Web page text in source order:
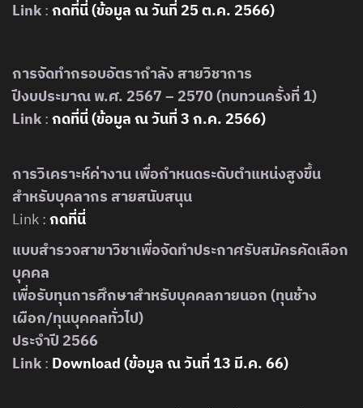
Link : กดที่นี่ (ข้อมูล ณ วันที่ 25 ต.ค. 2566)
การจัดทำกรอบอัตรากำลัง สายวิชาการ
ปีงบประมาณ พ.ศ. 2567 – 2570 (ทบทวนครั้งที่ 1)
Link : กดที่นี่ (ข้อมูล ณ วันที่ 3 ก.ค. 2566)
การวิเคราะห์ค่างาน เพื่อกำหนดระดับตำแหน่งสูงขึ้น
สำหรับบุคลากร สายสนับสนุน
Link : กดที่นี่
แบบสำรวจสาขาวิชาเพื่อจัดทำประกาศรับสมัครคัดเลือก
บุคคล
เพื่อรับทุนการศึกษาสำหรับบุคคลภายนอก (ทุนช้าง
เผือก/ทุนบุคคลทั่วไป)
ประจำปี 2566
Link : Download (ข้อมูล ณ วันที่ 13 มี.ค. 66)